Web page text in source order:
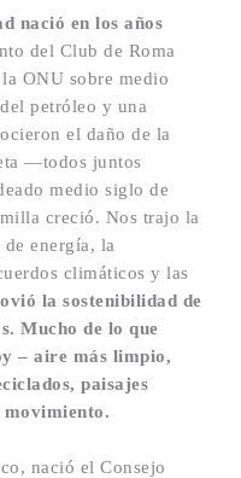
nació en los años
del Club de Roma
ONU sobre medio
petróleo y una
el daño de la
—todos juntos
medio siglo de
creció. Nos trajo la
energía, la
climáticos y las
la sostenibilidad de
Mucho de lo que
– aire más limpio,
paisajes
movimiento.
nació el Consejo